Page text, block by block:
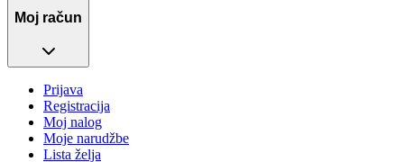
Moj račun
Prijava
Registracija
Moj nalog
Moje narudžbe
Lista želja